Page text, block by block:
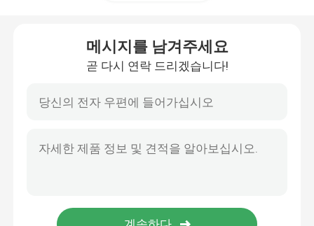
스드 칩 저항기
크리스탈 발진기 SMD
광전 소자
메시지를 남겨주세요
곧 다시 연락 드리겠습니다!